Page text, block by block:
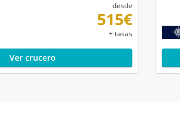
desde
515€
+ tasas
Ver crucero